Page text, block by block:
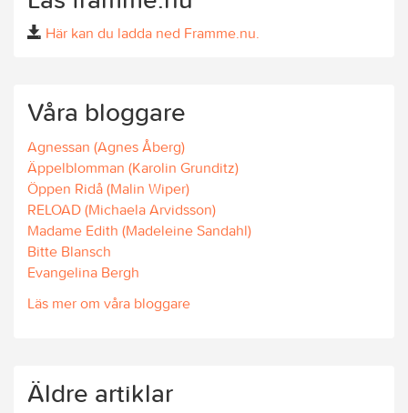
Här kan du ladda ned Framme.nu.
Våra bloggare
Agnessan (Agnes Åberg)
Äppelblomman (Karolin Grunditz)
Öppen Ridå (Malin Wiper)
RELOAD (Michaela Arvidsson)
Madame Edith (Madeleine Sandahl)
Bitte Blansch
Evangelina Bergh
Läs mer om våra bloggare
Äldre artiklar